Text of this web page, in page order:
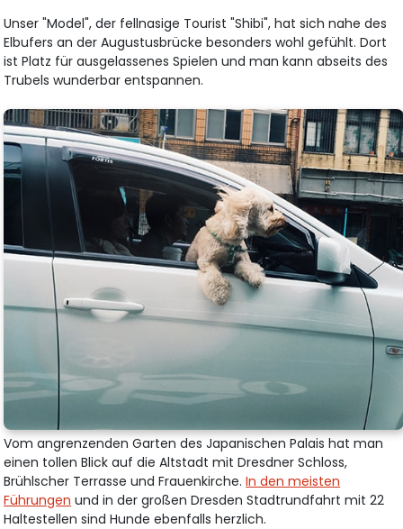
Unser "Model", der fellnasige Tourist "Shibi", hat sich nahe des
Elbufers an der Augustusbrücke besonders wohl gefühlt. Dort
ist Platz für ausgelassenes Spielen und man kann abseits des
Trubels wunderbar entspannen.
Vom angrenzenden Garten des Japanischen Palais hat man
einen tollen Blick auf die Altstadt mit Dresdner Schloss,
Brühlscher Terrasse und Frauenkirche.In den meisten
Führungen und in der großen Dresden Stadtrundfahrt mit 22
Haltestellen sind Hunde ebenfalls herzlich.